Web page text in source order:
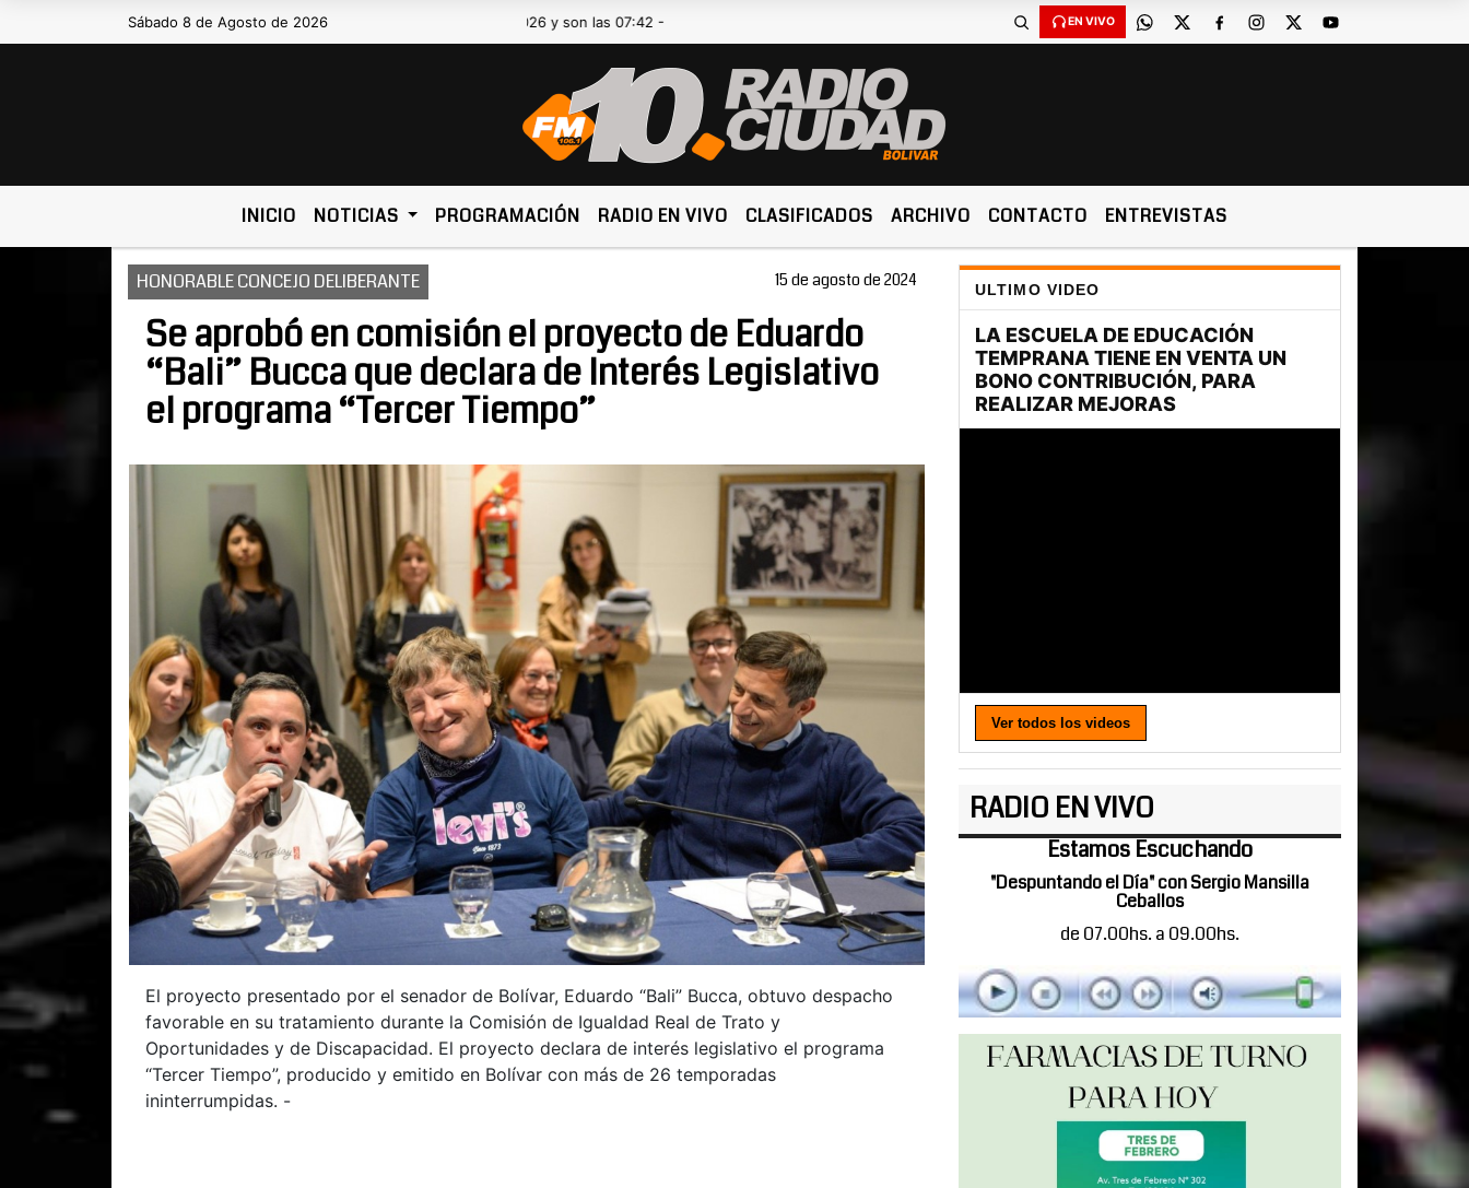
Sábado 8 de Agosto de 2026Hoy es Sábado 8 de Agosto de 2026 y son las 07:42 - EN VIVO
INICIO NOTICIAS PROGRAMACIÓN RADIO EN VIVO CLASIFICADOS ARCHIVO CONTACTO ENTREVISTAS
HONORABLE CONCEJO DELIBERANTE 15 de agosto de 2024
Se aprobó en comisión el proyecto de Eduardo
“Bali” Bucca que declara de Interés Legislativo
el programa “Tercer Tiempo”
El proyecto presentado por el senador de Bolívar, Eduardo “Bali” Bucca, obtuvo despacho
favorable en su tratamiento durante la Comisión de Igualdad Real de Trato y
Oportunidades y de Discapacidad. El proyecto declara de interés legislativo el programa
“Tercer Tiempo”, producido y emitido en Bolívar con más de 26 temporadas
ininterrumpidas. -
ULTIMO VIDEO
Ver todos los videos
RADIO EN VIVO
Estamos Escuchando
"Despuntando el Día" con Sergio Mansilla
Ceballos
de 07.00hs. a 09.00hs.